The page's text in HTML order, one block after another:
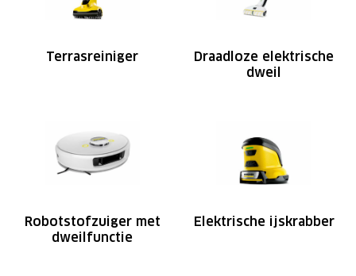
Terrasreiniger
Draadloze elektrische
dweil
Robotstofzuiger met
dweilfunctie
Elektrische ijskrabber